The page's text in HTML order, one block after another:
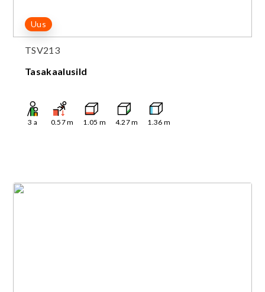
Uus
TSV213
Tasakaalusild
3 a 0.57m 1.05 m 4.27m 1.36 m